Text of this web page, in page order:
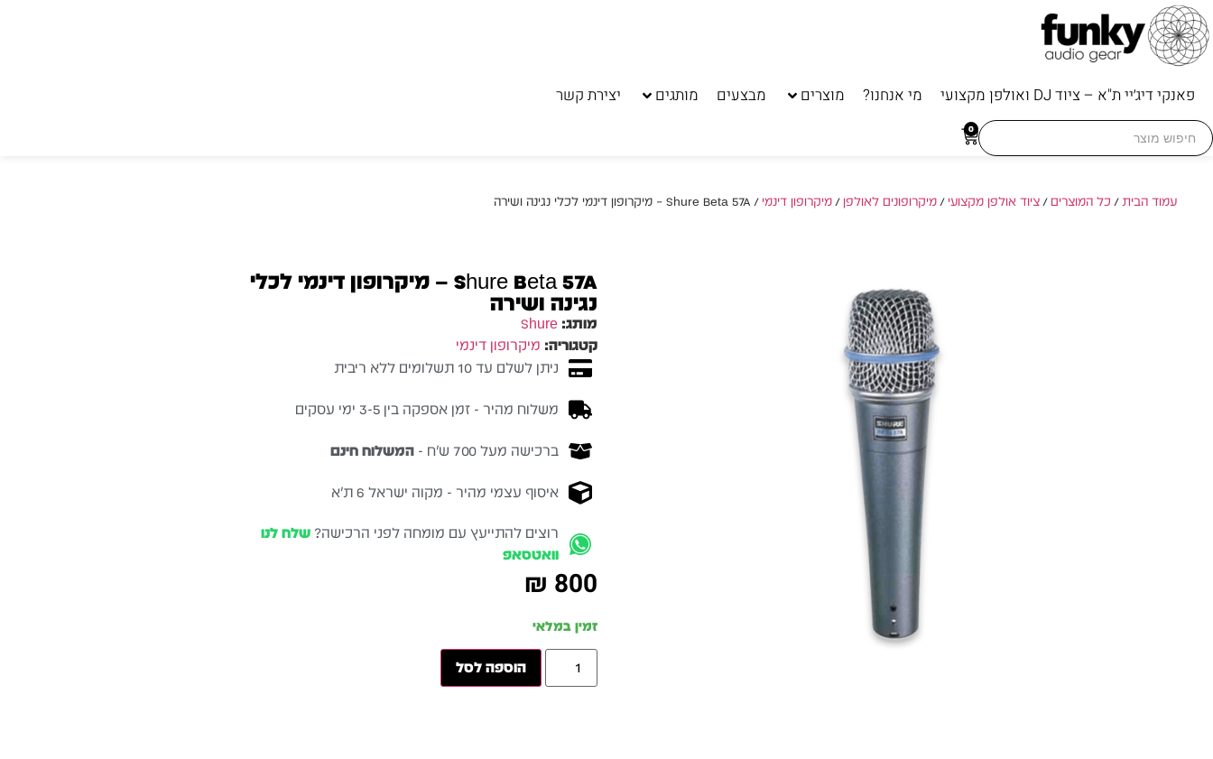
פאנקי דיג׳יי ת"א – ציוד DJ ואולפן מקצועי מי אנחנו? מוצרים מבצעים מותגים יצירת קשר
Search
for:
0
עמוד הבית/ כל המוצרים /ציוד אולפן מקצועי /מיקרופונים לאולפן /מיקרופון דינמי / Shure Beta 57A – מיקרופון דינמי לכלי נגינה ושירה
Shure Beta 57A – מיקרופון דינמי לכלי
נגינה ושירה
מותג: Shure
קטגוריה: מיקרופון דינמי
ניתן לשלם עד 10 תשלומים ללא ריבית
משלוח מהיר - זמן אספקה בין 3-5 ימי עסקים
ברכישה מעל 700 ש״ח - המשלוח חינם
איסוף עצמי מהיר - מקוה ישראל 6 ת״א
רוצים להתייעץ עם מומחה לפני הרכישה?שלח לנו
וואטסאפ
₪ 800
זמין במלאי
הוספה לסל